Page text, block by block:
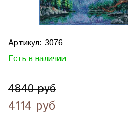
Артикул: 3076
Есть в наличии
4840 руб
4114 руб